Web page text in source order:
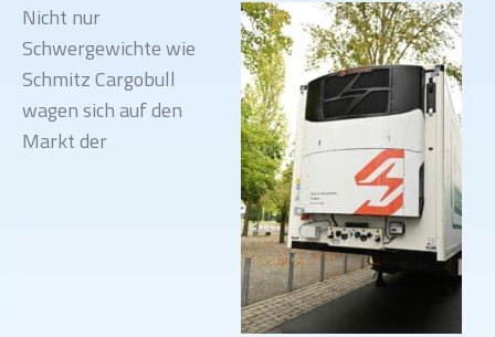
Nicht nur
Schwergewichte wie
Schmitz Cargobull
wagen sich auf den
Markt der